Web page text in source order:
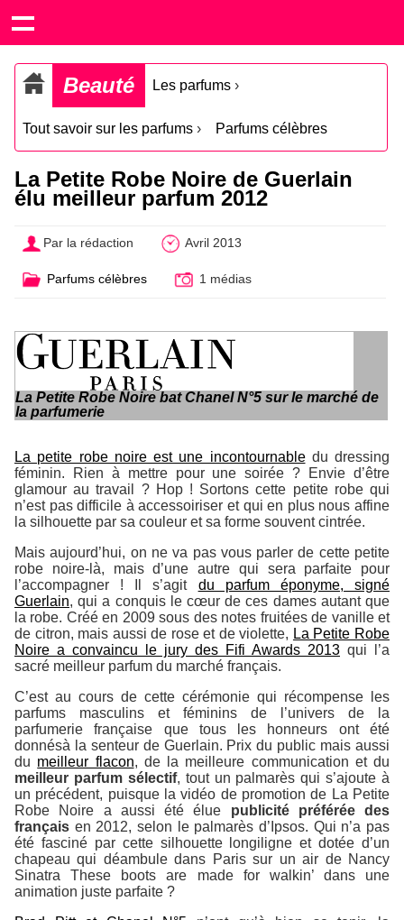
Beauté Les parfums ›
Tout savoir sur les parfums › Parfums célèbres
La Petite Robe Noire de Guerlain
élu meilleur parfum 2012
Par la rédaction Avril 2013
Parfums célèbres 1 médias
La Petite Robe Noire bat Chanel N°5 sur le marché de
la parfumerie
La petite robe noire est une incontournabledu dressing
féminin. Rien à mettre pour une soirée ? Envie d’être
glamour au travail ? Hop ! Sortons cette petite robe qui
n’est pas difficile à accessoiriser et qui en plus nous affine
la silhouette par sa couleur et sa forme souvent cintrée.
Mais aujourd’hui, on ne va pas vous parler de cette petite
robe noire-là, mais d’une autre qui sera parfaite pour
l’accompagner ! Il s’agit du parfum éponyme, signé
Guerlain, qui a conquis le cœur de ces dames autant que
la robe. Créé en 2009 sous des notes fruitées de vanille et
de citron, mais aussi de rose et de violette, La Petite Robe
Noire a convaincu le jury des Fifi Awards 2013 qui l’a
sacré meilleur parfum du marché français.
C’est au cours de cette cérémonie qui récompense les
parfums masculins et féminins de l’univers de la
parfumerie française que tous les honneurs ont été
donnésà la senteur de Guerlain. Prix du public mais aussi
du meilleur flacon, de la meilleure communication et du
meilleur parfum sélectif, tout un palmarès qui s’ajoute à
un précédent, puisque la vidéo de promotion de La Petite
Robe Noire a aussi été élue publicité préférée des
français en 2012, selon le palmarès d’Ipsos. Qui n’a pas
été fasciné par cette silhouette longiligne et dotée d’un
chapeau qui déambule dans Paris sur un air de Nancy
SinatraThese boots are made for walkin’dans une
animation juste parfaite ?